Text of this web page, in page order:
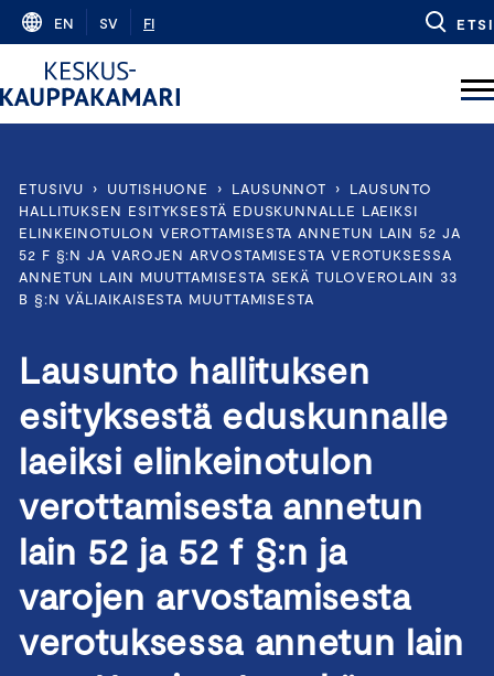
Skip
content
EN SV FI ETSI
ETUSIVU › UUTISHUONE › LAUSUNNOT ›
LAUSUNTO
HALLITUKSEN ESITYKSESTÄ EDUSKUNNALLE LAEIKSI
ELINKEINOTULON VEROTTAMISESTA ANNETUN LAIN 52 JA
52 F §:N JA VAROJEN ARVOSTAMISESTA VEROTUKSESSA
ANNETUN LAIN MUUTTAMISESTA SEKÄ TULOVEROLAIN 33
B §:N VÄLIAIKAISESTA MUUTTAMISESTA
Lausunto hallituksen
esityksestä eduskunnalle
laeiksi elinkeinotulon
verottamisesta annetun
lain 52 ja 52 f §:n ja
varojen arvostamisesta
verotuksessa annetun lain